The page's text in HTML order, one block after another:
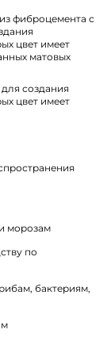
фиброцемента с
цвет имеет
матовых
создания
цвет имеет
морозам
по
бактериям,